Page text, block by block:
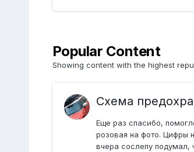
Popular Content
Showing content with the highest
Схема
Еще раз спасибо,
розовая на фото. Цифры
вчера сослепу подумал,